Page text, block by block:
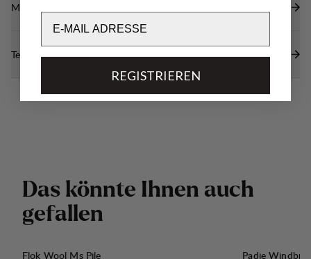
Materialien
Technische Daten
Das könnte Ihnen auch
gefallen
Flok Wool Ms Pile
Padje
REGISTRIEREN